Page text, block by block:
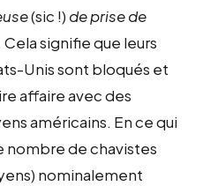
(sic !) de prise de
Cela signifie que leurs
Unis sont bloqués et
affaire avec des
américains. En ce qui
nombre de chavistes
nominalement